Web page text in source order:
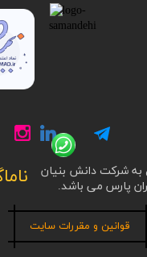
به شرکت دانش بنیان
پارس می باشد.
قوانین و مقررات سایت